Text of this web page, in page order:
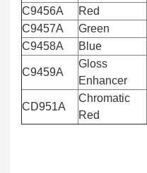
C9456A Red
C9457A
Green
C9458A
Blue
C9459A
Gloss
Enhancer
CD951A
Chromatic
Red